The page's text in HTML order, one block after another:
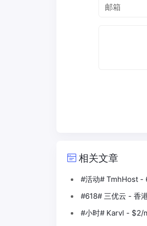
相关文章
#活动# TmhHost -
#618# 三优云 - 香
#小时# Karvl - $2/